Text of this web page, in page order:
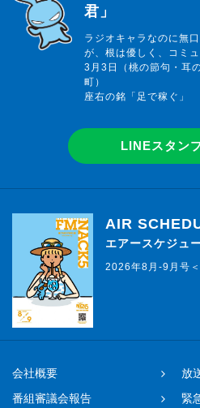
君」
ラジオキャラなのに無
が、根は優しく、コミ
3月3日（桃の節句・耳
町）
座右の銘「足で稼ぐ」
LINEスタン
AIR
エアースケジュ
2026年8月-9月号
会社概要
放
番組審議会報告
緊